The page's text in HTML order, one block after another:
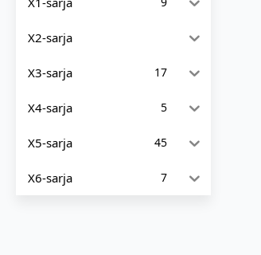
X2-sarja
X3-sarja 17
X4-sarja 5
X5-sarja 45
X6-sarja 7